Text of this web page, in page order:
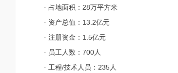
· 占地面积：28万平方米
· 资产总值：13.2亿元
· 注册资金：1.5亿元
· 员工人数：700人
· 工程/技术人员：235人